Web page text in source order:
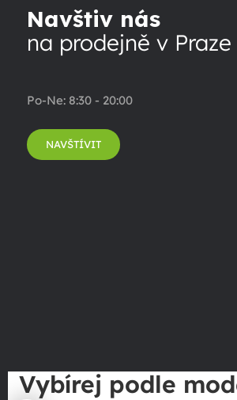
Navštiv nás
na prodejně v Praze
Po-Ne: 8:30 - 20:00
NAVŠTÍVIT
Vybírej podle